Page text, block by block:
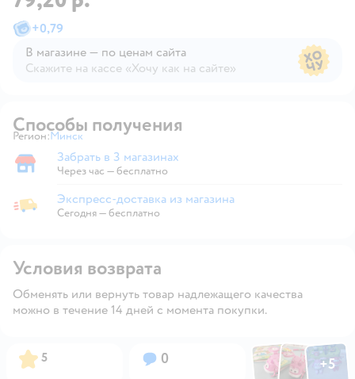
+0,79
В магазине — по ценам сайта
Скажите на кассе «Хочу как на сайте»
Способы получения
Регион: Выбор адреса доставки.
Минск
Забрать в магазине
Забрать в 3 магазинах
Через час — бесплатно
Экспресс-доставка из магазина
Экспресс-доставка из магазина
Сегодня—бесплатно
Условия возврата
Обменять или вернуть товар надлежащего качества
можно в течение 14 дней с момента покупки.
Рейтинг:
5 Вопросов:
0 ФотоФотоФото
+5
Открыть